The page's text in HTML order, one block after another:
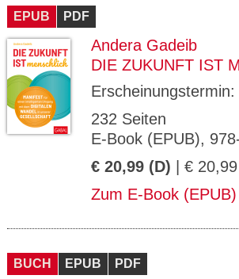
EPUB PDF
Andera Gadeib
DIE ZUKUNFT IST
Erscheinungstermin:
232 Seiten
E-Book (EPUB),
€ 20,99 (D) | €
Zum E-Book (EPUB)
BUCH EPUB PDF